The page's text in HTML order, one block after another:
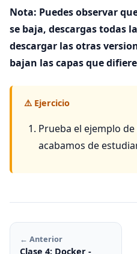
Nota: Puedes observar
se baja, descargas todas
descargar las otras
bajan las capas que
⚠️ Ejercicio
Prueba el ejemplo
acabamos de
← Anterior
Clase 4: Docker -